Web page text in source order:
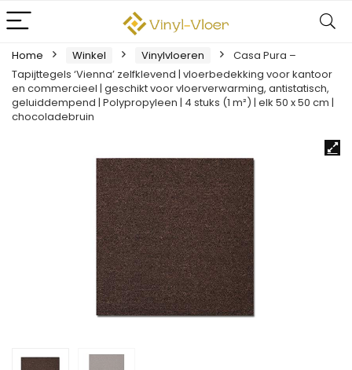
Home Winkel Vinylvloeren
Casa Pura –
Tapijttegels ‘Vienna’ zelfklevend | vloerbedekking voor kantoor
en commercieel | geschikt voor vloerverwarming, antistatisch,
geluiddempend | Polypropyleen | 4 stuks (1 m²) | elk 50 x 50 cm |
chocoladebruin